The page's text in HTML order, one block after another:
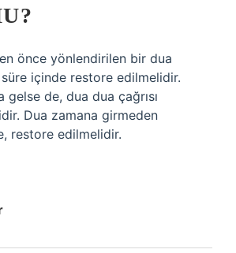
önce yönlendirilen bir dua
içinde restore edilmelidir.
gelse de, dua dua çağrısı
Dua zamana girmeden
restore edilmelidir.